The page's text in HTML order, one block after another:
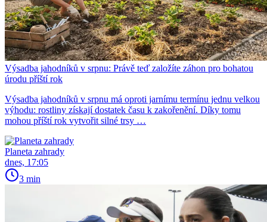
Výsadba jahodníků v srpnu: Právě teď založíte záhon pro bohatou
úrodu příští rok
Výsadba jahodníků v srpnu má oproti jarnímu termínu jednu velkou
výhodu: rostliny získají dostatek času k zakořenění. Díky tomu
mohou příští rok vytvořit silné trsy …
Planeta zahrady
dnes, 17:05
3 min